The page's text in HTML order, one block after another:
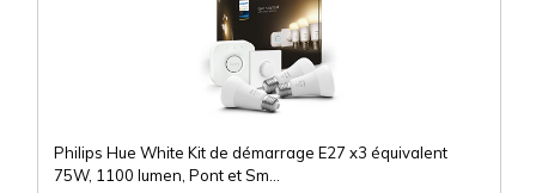
Philips Hue White Kit de démarrage E27 x3 équivalent
75W, 1100 lumen, Pont et Sm...